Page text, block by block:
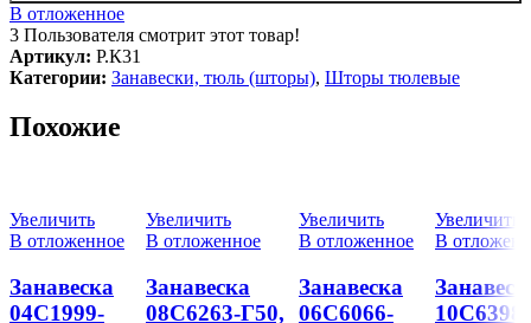
В отложенное
3 Пользователя смотрит этот товар!
Артикул: Р.К31
Категории: Занавески, тюль (шторы), Шторы тюлевые
Похожие
Увеличить
В отложенное
Занавеска
04С1999-
Увеличить
В отложенное
Занавеска
08С6263-Г50,
Увеличить
В отложенное
Занавеска
06С6066-
Увеличить
В
10С6398-